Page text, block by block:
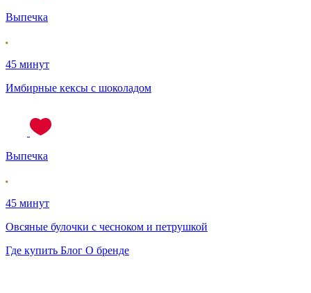
Выпечка
45 минут
Имбирные кексы с шоколадом
Выпечка
45 минут
Овсяные булочки с чесноком и петрушкой
Где купить Блог О бренде